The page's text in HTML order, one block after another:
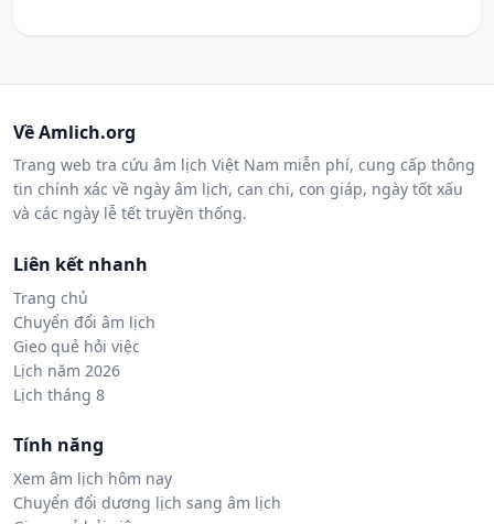
Về Amlich.org
Trang web tra cứu âm lịch Việt Nam miễn phí, cung cấp thông
tin chính xác về ngày âm lịch, can chi, con giáp, ngày tốt xấu
và các ngày lễ tết truyền thống.
Liên kết nhanh
Trang chủ
Chuyển đổi âm lịch
Gieo quẻ hỏi việc
Lịch năm 2026
Lịch tháng 8
Tính năng
Xem âm lịch hôm nay
Chuyển đổi dương lịch sang âm lịch